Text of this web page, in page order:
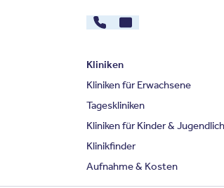
030 - 26478607
Kontakt
Kliniken
Kliniken für Erwachsene
Tageskliniken
Kliniken für Kinder &
Klinikfinder
Aufnahme & Kosten